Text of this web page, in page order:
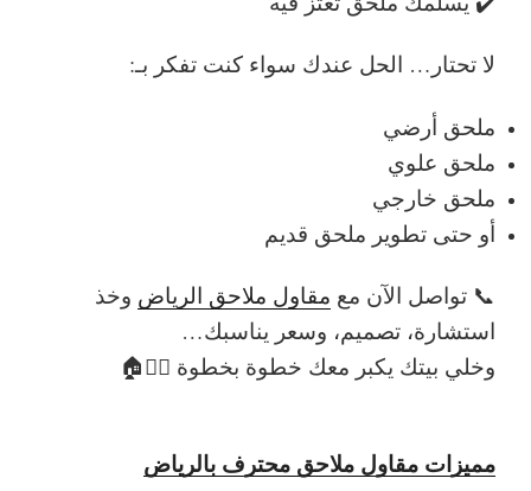
لا تحتار… الحل عندك سواء كنت تفكر بـ:
ملحق أرضي
ملحق علوي
ملحق خارجي
أو حتى تطوير ملحق قديم
📞 تواصل الآن مع مقاول ملاحق الرياض وخذ
استشارة، تصميم، وسعر يناسبك…
وخلي بيتك يكبر معك خطوة بخطوة 👷‍♂️🏠
مميزات مقاول ملاحق محترف بالرياض